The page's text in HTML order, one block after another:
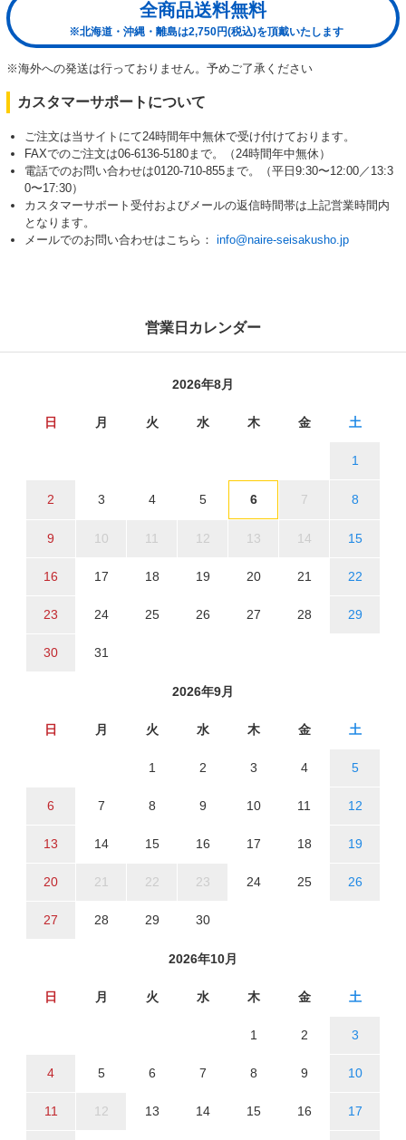
全商品送料無料
※北海道・沖縄・離島は2,750円(税込)を頂戴いたします
※海外への発送は行っておりません。予めご了承ください
カスタマーサポートについて
ご注文は当サイトにて24時間年中無休で受け付けております。
FAXでのご注文は06-6136-5180まで。（24時間年中無休）
電話でのお問い合わせは0120-710-855まで。（平日9:30〜12:00／13:3
0〜17:30）
カスタマーサポート受付およびメールの返信時間帯は上記営業時間内
となります。
メールでのお問い合わせはこちら： info@naire-seisakusho.jp
営業日カレンダー
2026年8月
日 月 火 水 木 金 土
1
2 3 4 5 6 7 8
9 10 11 12 13 14 15
16 17 18 19 20 21 22
23 24 25 26 27 28 29
30 31
2026年9月
日 月 火 水 木 金 土
1 2 3 4 5
6 7 8 9 10 11 12
13 14 15 16 17 18 19
20 21 22 23 24 25 26
27 28 29 30
2026年10月
日 月 火 水 木 金 土
1 2 3
4 5 6 7 8 9 10
11 12 13 14 15 16 17